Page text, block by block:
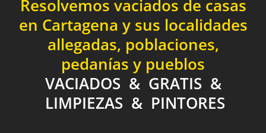
Resolvemos vaciados de casas
en Cartagena y sus localidades
allegadas, poblaciones,
pedanías y pueblos
VACIADOS & GRATIS &
LIMPIEZAS & PINTORES